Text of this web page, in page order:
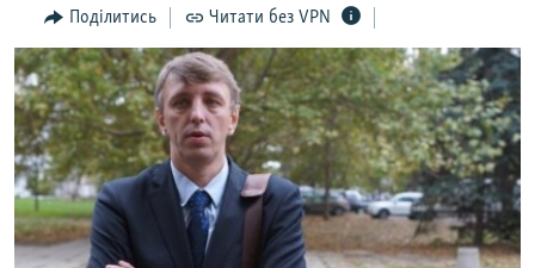
Перейти
до
пошуку
ПОГЛЯД
ІНТЕРВ'Ю
ВСЕ ЗА ДЕНЬ
СПЕЦПРОЕКТИ
ДЕПОРТАЦІЯ
ВІДЕОУРОКИ «ELIFBE»
ЯК ОБІЙТИ БЛОКУВАННЯ
Русский
Поділитись Читати без VPN